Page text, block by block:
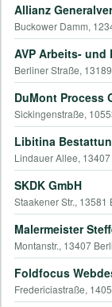
Allianz
Buckower Damm,
AVP Arbeits- und
Berliner Straße,
DuMont Process
Sickingenstraße,
Libitina
Lindauer Allee,
SKDK GmbH
Staakener Str., 13581
Malermeister
Montanstr., 13407
Foldfocus
Fredericiastraße,